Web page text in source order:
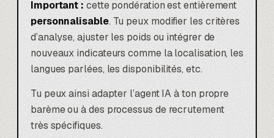
Important :cette pondération est entièrement
personnalisable. Tu peux modifier les critères
d’analyse, ajuster les poids ou intégrer de
nouveaux indicateurs comme la localisation, les
langues parlées, les disponibilités, etc.
Tu peux ainsi adapter l’agent IA à ton propre
barème ou à des processus de recrutement
très spécifiques.